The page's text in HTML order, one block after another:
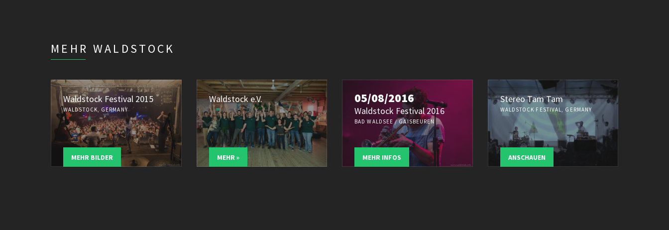
MEHR WALDSTOCK
Waldstock Festival 2015
WALDSTOCK, GERMANY
MEHR BILDER
Waldstock e.V.
MEHR »
05/08/2016
Waldstock Festival 2016
BAD WALDSEE / GAISBEUREN
MEHR INFOS
Stereo Tam Tam
WALDSTOCK FESTIVAL, GERMANY
ANSCHAUEN